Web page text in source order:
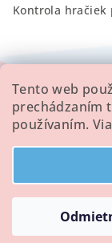
Tento web
prechádzaním
používaním.
Kontrola hračiek
RECENZIE
Všetky
Copyright